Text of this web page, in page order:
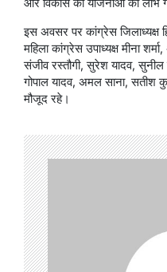
और विकास की योजनाओं का लाभ
इस अवसर पर कांग्रेस जिलाध्यक्ष
महिला कांग्रेस उपाध्यक्ष मीना
संजीव रस्तौगी, सुरेश यादव, सुनील
गोपाल यादव, अमल साना, सतीश
मौजूद रहे।